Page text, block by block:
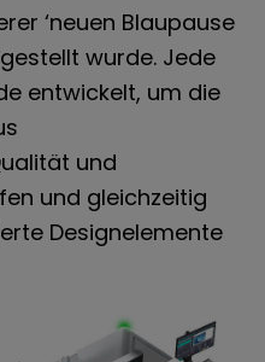
‘neuen Blaupause
wurde. Jede
entwickelt, um die
und
und gleichzeitig
Designelemente